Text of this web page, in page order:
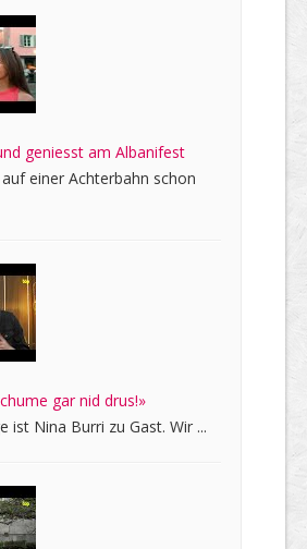
geniesst am Albanifest
einer Achterbahn schon
gar nid drus!»
ist Nina Burri zu Gast. Wir ...